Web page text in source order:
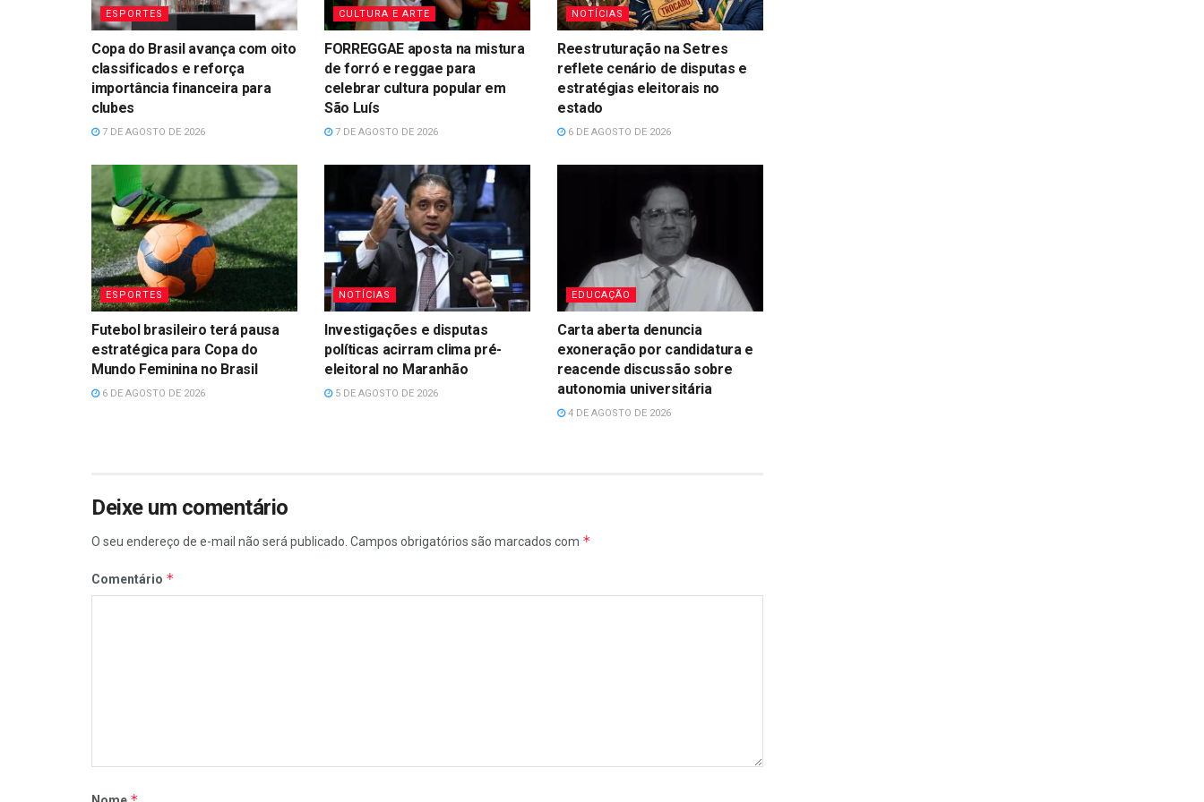
ESPORTES
Copa do Brasil avança com oito
classificados e reforça
importância financeira para
clubes
7 DE AGOSTO DE 2026
CULTURA E ARTE
FORREGGAE aposta na mistura
de forró e reggae para
celebrar cultura popular em
São Luís
7 DE AGOSTO DE 2026
NOTÍCIAS
Reestruturação na Setres
reflete cenário de disputas e
estratégias eleitorais no
estado
6 DE AGOSTO DE 2026
ESPORTES
Futebol brasileiro terá pausa
estratégica para Copa do
Mundo Feminina no Brasil
6 DE AGOSTO DE 2026
NOTÍCIAS
Investigações e disputas
políticas acirram clima pré-
eleitoral no Maranhão
5 DE AGOSTO DE 2026
EDUCAÇÃO
Carta aberta denuncia
exoneração por candidatura e
reacende discussão sobre
autonomia universitária
4 DE AGOSTO DE 2026
Deixe um comentário
O seu endereço de e-mail não será publicado. Campos obrigatórios são marcados com *
Comentário *